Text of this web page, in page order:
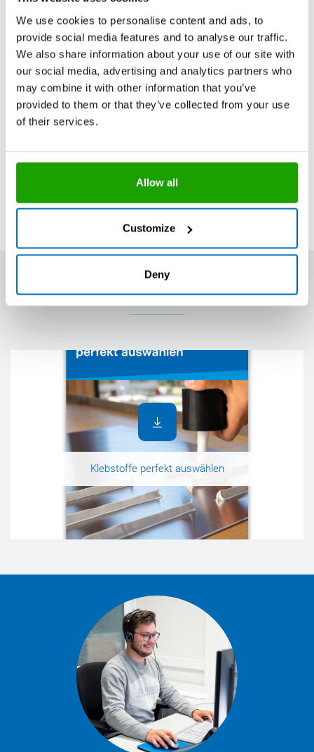
We use cookies to personalise content and ads, to
provide social media features and to analyse our traffic.
We also share information about your use of our site with
our social media, advertising and analytics partners who
may combine it with other information that you’ve
provided to them or that they’ve collected from your use
of their services.
Allow all
Customize
Deny
Stück pro Verpackungseinheit
20
Stück pro Palette
1200
Produkte abweichen.
Mit Bestellcode versehene Produkte, Gebinde
Lager verfügbar.
Weitere Informationen
Klebstoffe perfekt auswählen